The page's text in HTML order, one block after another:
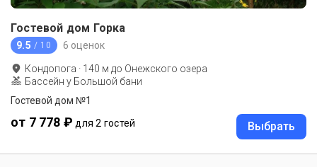
Гостевой дом Горка
9.5 / 10 6 оценок
Кондопога · 140 м до Онежского озера
Бассейн у Большой бани
Гостевой дом №1
от 7 778 ₽ для 2 гостей Выбрать